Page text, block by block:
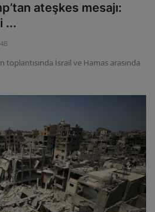
ateşkes mesajı:
...
toplantısında İsrail ve Hamas arasında